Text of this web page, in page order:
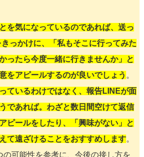
を気になっているのであれば、送っ
っかけに、「私もそこに行ってみた
ったら今度一緒に行きませんか」と
をアピールするのが良いでしょう 。
ているわけではなく、報告LINEが面
であれば。わざと数日間空けて返信
ピールをしたり、「興味がない」と
て遠ざけることをおすすめします。
の可能性を参考に、今後の接し方を